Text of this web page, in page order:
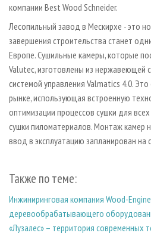
компании Best Wood Schneider.
Лесопильный завод в Мескирхе - это
завершения строительства станет
Европе. Сушильные камеры, которые
Valutec, изготовлены из нержавеющей
системой управления Valmatics 4.0.
рынке, использующая встроенную
оптимизации процессов сушки для
сушки пиломатериалов. Монтаж камер
ввод в эксплуатацию запланирован
Также по теме:
Инжиниринговая компания Wood-
деревообрабатывающего
«Лузалес» – территория современных